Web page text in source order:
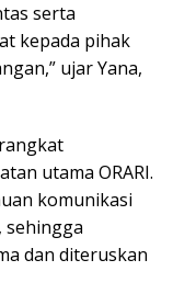
serta
kepada pihak
ujar Yana,
utama ORARI.
komunikasi
sehingga
dan diteruskan